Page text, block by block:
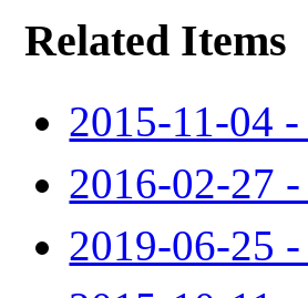
Related Items
2015-11-04
2016-02-27
2019-06-25